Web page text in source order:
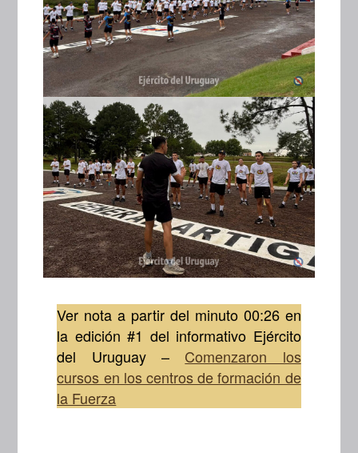
Ver nota a partir del minuto 00:26 en
la edición #1 del informativo Ejército
del Uruguay – Comenzaron los
cursos en los centros de formación de
la Fuerza